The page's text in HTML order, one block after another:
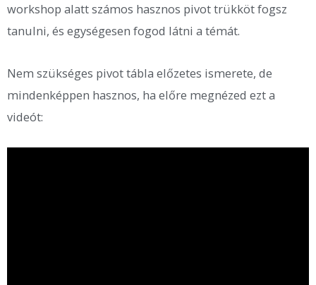
workshop alatt számos hasznos pivot trükköt fogsz
tanulni, és egységesen fogod látni a témát.
Nem szükséges pivot tábla előzetes ismerete, de
mindenképpen hasznos, ha előre megnézed ezt a
videót: